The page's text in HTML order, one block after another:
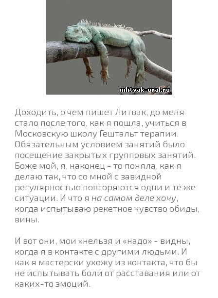
Доходить, о чем пишет Литвак, до меня
стало после того, как я пошла, учиться в
Московскую школу Гештальт терапии.
Обязательным условием занятий было
посещение закрытых групповых занятий.
Боже мой, я, наконец - то поняла, как я
делаю так, что со мной с завидной
регулярностью повторяются одни и те же
ситуации. И что я на самом деле хочу,
когда испытываю рекетное чувство обиды,
вины.
И вот они, мои «нельзя и «надо» - видны,
когда я в контакте с другими людьми. И
как я мастерски ухожу из контакта, что бы
не испытывать боли от расставания или от
каких-то эмоций.